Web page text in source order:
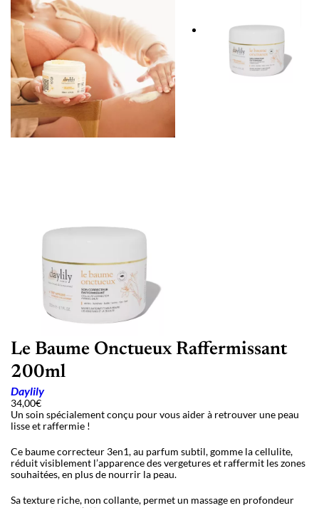
Le Baume Onctueux Raffermissant
200ml
Daylily
34,00€
Un soin spécialement conçu pour vous aider à retrouver une peau
lisse et raffermie !
Ce baume correcteur 3en1, au parfum subtil, gomme la cellulite,
réduit visiblement l’apparence des vergetures et raffermit les zones
souhaitées, en plus de nourrir la peau.
Sa texture riche, non collante, permet un massage en profondeur